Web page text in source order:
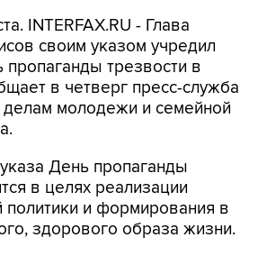
INTERFAX.RU - Глава
своим указом учредил
трезвости в
в четверг пресс-служба
делам молодежи и семейной
День пропаганды
в целях реализации
политики и формирования в
здорового образа жизни.